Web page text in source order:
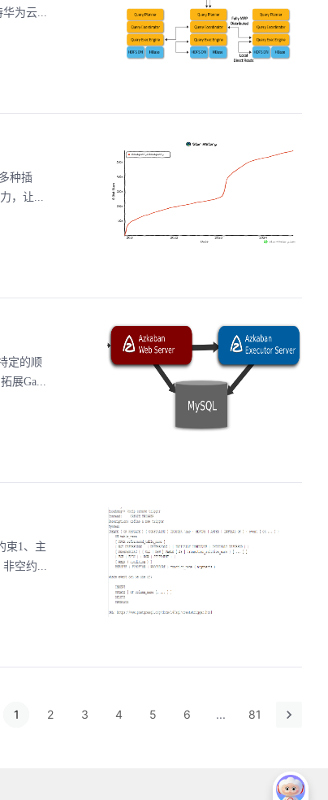
华为云...
种插
，让...
定的顺
展Ga...
束1、主
非空约...
1 2 3 4 5 6 ... 81